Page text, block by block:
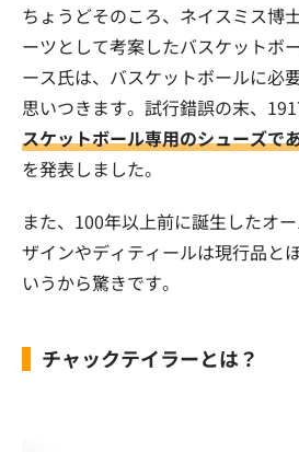
ちょうどそのころ、ネイスミス博
ーツとして考案したバスケットボ
ース氏は、バスケットボールに必
思いつきます。試行錯誤の末、
スケットボール専用のシューズで
を発表しました。
また、100年以上前に誕生したオ
ザインやディティールは現行品と
いうから驚きです。
チャックテイラーとは？